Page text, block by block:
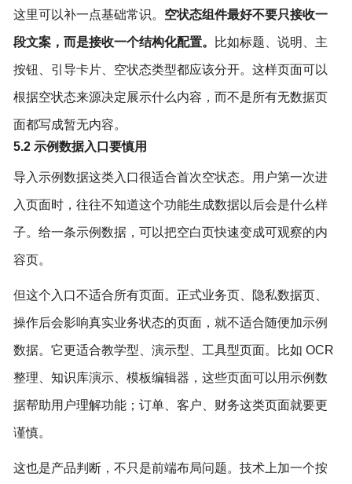
这里可以补一点基础常识。 空状态组件最好不要只接收一
段文案，而是接收一个结构化配置。 比如标题、说明、主
按钮、引导卡片、空状态类型都应该分开。这样页面可以
根据空状态来源决定展示什么内容，而不是所有无数据页
面都写成暂无内容。
5.2 示例数据入口要慎用
导入示例数据这类入口很适合首次空状态。用户第一次进
入页面时，往往不知道这个功能生成数据以后会是什么样
子。给一条示例数据，可以把空白页快速变成可观察的内
容页。
但这个入口不适合所有页面。正式业务页、隐私数据页、
操作后会影响真实业务状态的页面，就不适合随便加示例
数据。它更适合教学型、演示型、工具型页面。比如 OCR
整理、知识库演示、模板编辑器，这些页面可以用示例数
据帮助用户理解功能；订单、客户、财务这类页面就要更
谨慎。
这也是产品判断，不只是前端布局问题。技术上加一个按